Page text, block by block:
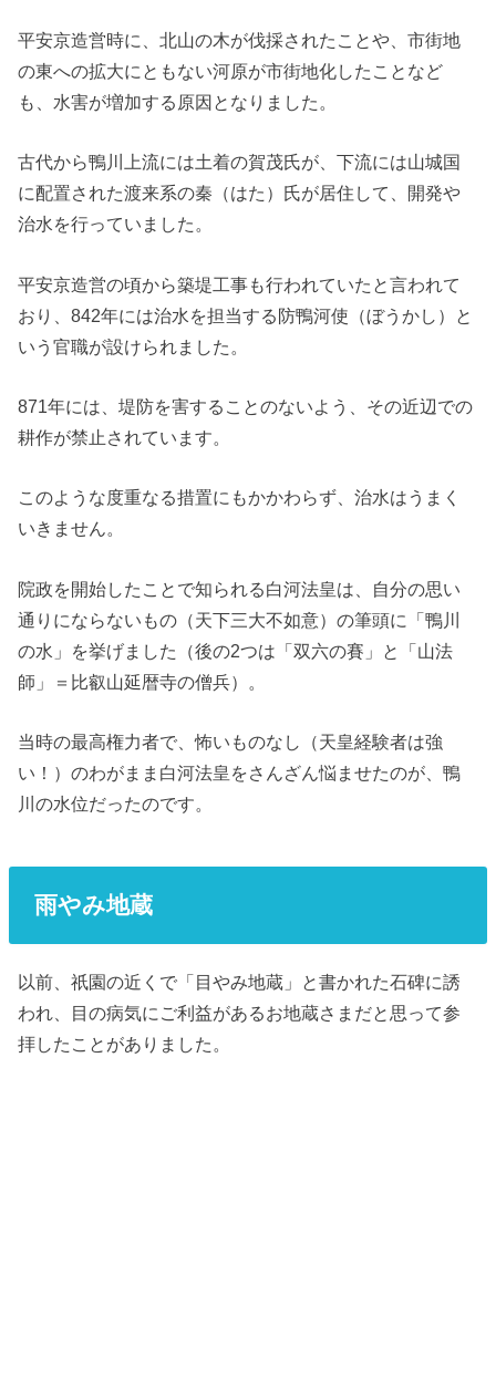
平安京造営時に、北山の木が伐採されたことや、市街地
の東への拡大にともない河原が市街地化したことなど
も、水害が増加する原因となりました。
古代から鴨川上流には土着の賀茂氏が、下流には山城国
に配置された渡来系の秦（はた）氏が居住して、開発や
治水を行っていました。
平安京造営の頃から築堤工事も行われていたと言われて
おり、842年には治水を担当する防鴨河使（ぼうかし）と
いう官職が設けられました。
871年には、堤防を害することのないよう、その近辺での
耕作が禁止されています。
このような度重なる措置にもかかわらず、治水はうまく
いきません。
院政を開始したことで知られる白河法皇は、自分の思い
通りにならないもの（天下三大不如意）の筆頭に「鴨川
の水」を挙げました（後の2つは「双六の賽」と「山法
師」＝比叡山延暦寺の僧兵）。
当時の最高権力者で、怖いものなし（天皇経験者は強
い！）のわがまま白河法皇をさんざん悩ませたのが、鴨
川の水位だったのです。
雨やみ地蔵
以前、祇園の近くで「目やみ地蔵」と書かれた石碑に誘
われ、目の病気にご利益があるお地蔵さまだと思って参
拝したことがありました。